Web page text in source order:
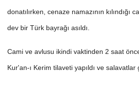
donatılırken, cenaze namazının kılındığı
dev bir Türk bayrağı asıldı.
Cami ve avlusu ikindi vaktinden 2 saat
Kur'an-ı Kerim tilaveti yapıldı ve salavatlar